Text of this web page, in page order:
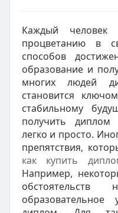
Каждый человек
процветанию в
способов
образование и
многих людей
становится
стабильному
получить
легко и просто.
препятствия,
как купить
Например,